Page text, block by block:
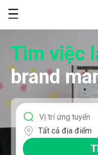
Tìm việc
brand
Tất cả địa điểm